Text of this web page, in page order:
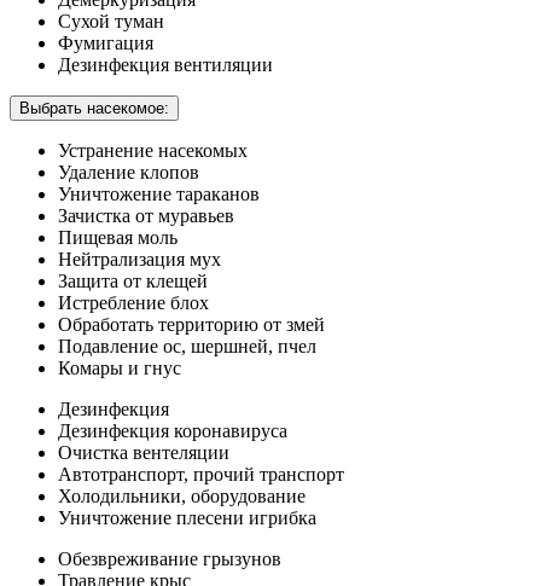
Сухой туман
Фумигация
Дезинфекция вентиляции
Выбрать насекомое:
Устранение насекомых
Удаление клопов
Уничтожение тараканов
Зачистка от муравьев
Пищевая моль
Нейтрализация мух
Защита от клещей
Истребление блох
Обработать территорию от змей
Подавление ос, шершней, пчел
Комары и гнус
Дезинфекция
Дезинфекция коронавируса
Очистка вентеляции
Автотранспорт, прочий транспорт
Холодильники, оборудование
Уничтожение плесени игрибка
Обезвреживание грызунов
Травление крыс